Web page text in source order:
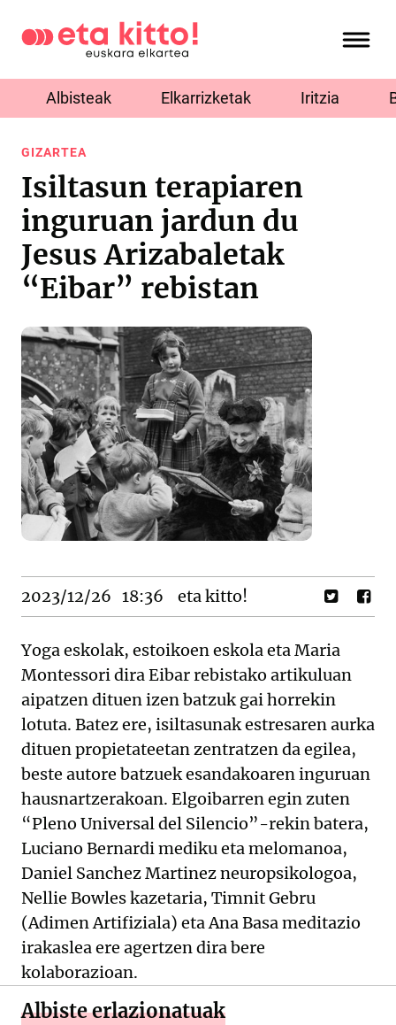
Albisteak Elkarrizketak Iritzia
GIZARTEA
Isiltasun terapiaren
inguruan jardun du
Jesus Arizabaletak
“Eibar” rebistan
2023/12/26 18:36 eta kitto!
Yoga eskolak, estoikoen eskola eta Maria
Montessori dira Eibar rebistako artikuluan
aipatzen dituen izen batzuk gai horrekin
lotuta. Batez ere, isiltasunak estresaren aurka
dituen propietateetan zentratzen da egilea,
beste autore batzuek esandakoaren inguruan
hausnartzerakoan. Elgoibarren egin zuten
“Pleno Universal del Silencio”-rekin batera,
Luciano Bernardi mediku eta melomanoa,
Daniel Sanchez Martinez neuropsikologoa,
Nellie Bowles kazetaria, Timnit Gebru
(Adimen Artifiziala) eta Ana Basa meditazio
irakaslea ere agertzen dira bere
kolaborazioan.
Albiste erlazionatuak